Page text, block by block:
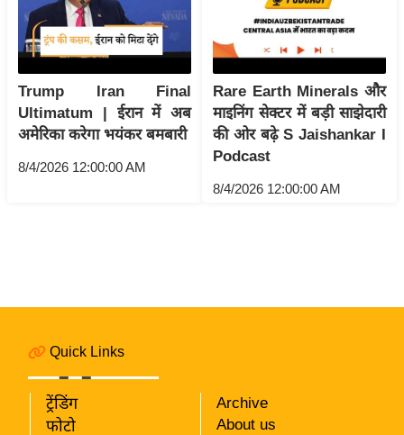
c
k
L
k
स
चु
ना
Trump Iran Final
Ultimatum | ईरान में अब
अमेरिका करेगा भयंकर बमबारी
8/4/2026 12:00:00 AM
Rare Earth Minerals और
माइनिंग सेक्टर में बड़ी साझेदारी
की ओर बढ़े S Jaishankar I
Podcast
8/4/2026 12:00:00 AM
Quick Links
ट्रेंडिंग
फोटो
Archive
About us